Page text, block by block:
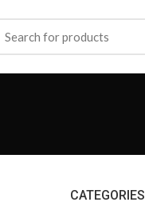
CATEGORIES